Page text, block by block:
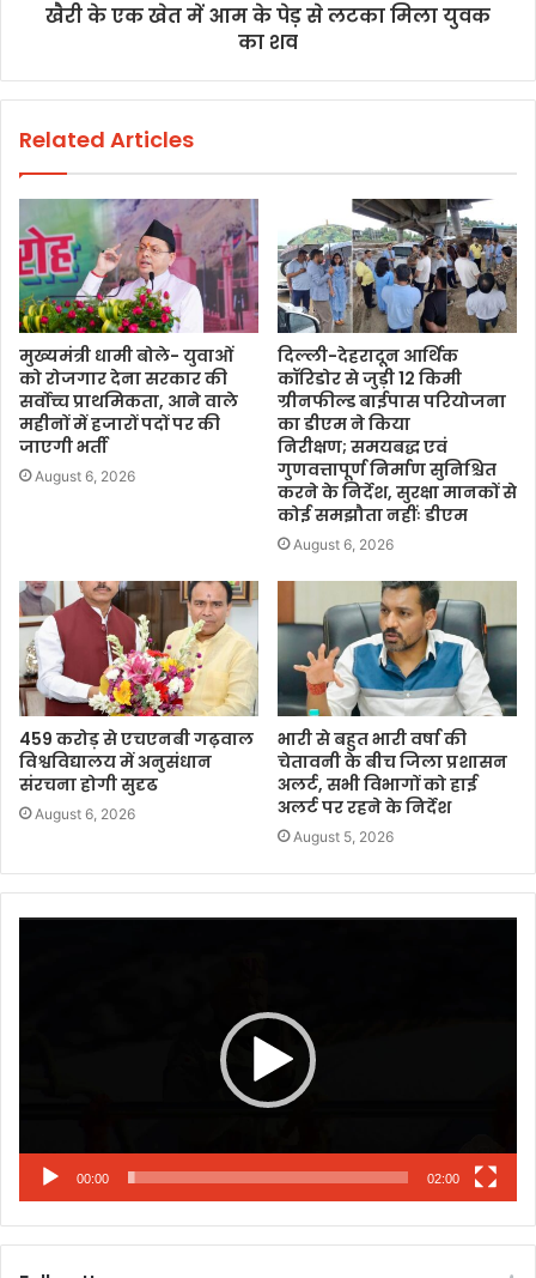
खैरी के एक खेत में आम के पेड़ से लटका मिला युवक
का शव
Related Articles
मुख्यमंत्री धामी बोले- युवाओं
को रोजगार देना सरकार की
सर्वोच्च प्राथमिकता, आने वाले
महीनों में हजारों पदों पर की
जाएगी भर्ती
August 6, 2026
दिल्ली-देहरादून आर्थिक
कॉरिडोर से जुड़ी 12 किमी
ग्रीनफील्ड बाईपास परियोजना
का डीएम ने किया
निरीक्षण; समयबद्ध एवं
गुणवत्तापूर्ण निर्माण सुनिश्चित
करने के निर्देश, सुरक्षा मानकों से
कोई समझौता नहींः डीएम
August 6, 2026
459 करोड़ से एचएनबी गढ़वाल
विश्वविद्यालय में अनुसंधान
संरचना होगी सुदृढ
August 6, 2026
भारी से बहुत भारी वर्षा की
चेतावनी के बीच जिला प्रशासन
अलर्ट, सभी विभागों को हाई
अलर्ट पर रहने के निर्देश
August 5, 2026
00:00 02:00